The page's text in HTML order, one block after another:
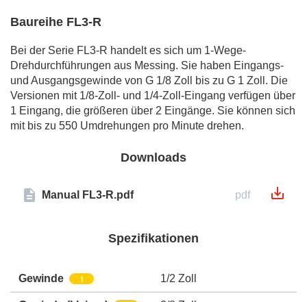
Baureihe FL3-R
Bei der Serie FL3-R handelt es sich um 1-Wege-
Drehdurchführungen aus Messing. Sie haben Eingangs-
und Ausgangsgewinde von G 1/8 Zoll bis zu G 1 Zoll. Die
Versionen mit 1/8-Zoll- und 1/4-Zoll-Eingang verfügen über
1 Eingang, die größeren über 2 Eingänge. Sie können sich
mit bis zu 550 Umdrehungen pro Minute drehen.
Downloads
Manual FL3-R.pdf pdf
Spezifikationen
Gewinde i 1/2 Zoll